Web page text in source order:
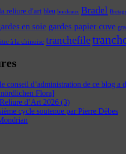
reliure d'art bleu bordeaux Bradel
en soie gardes papier cuve
à la chinoise tranchefile
conseil d’administration de ce blog a
Flora]
d’Art 2026 (3)
cycle soutenue par Pierre Dèbes